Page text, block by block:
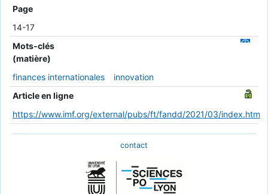
Page
14-17
Mots-clés
(matière)
finances internationales
innovation
Article en ligne
https://www.imf.org/external/pubs/ft/fandd/2021/03/index.htm
contact